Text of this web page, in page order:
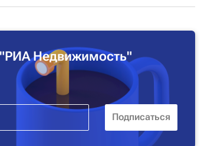
Недвижимость"